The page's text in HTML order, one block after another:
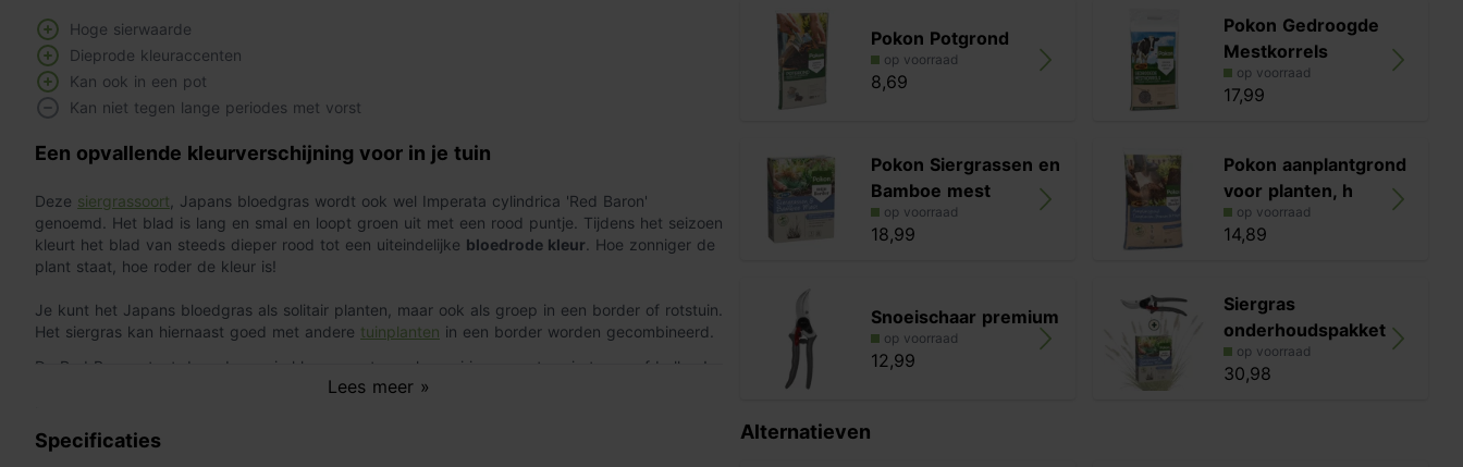
Hoge sierwaarde
Dieprode kleuraccenten
Kan ook in een pot
Kan niet tegen lange periodes met vorst
Een opvallende kleurverschijning voor in je tuin
Deze siergrassoort , Japans bloedgras wordt ook wel Imperata cylindrica 'Red Baron'
genoemd. Het blad is lang en smal en loopt groen uit met een rood puntje. Tijdens het seizoen
kleurt het blad van steeds dieper rood tot een uiteindelijke bloedrode kleur . Hoe zonniger de
plant staat, hoe roder de kleur is!
Je kunt het Japans bloedgras als solitair planten, maar ook als groep in een border of rotstuin.
Het siergras kan hiernaast goed met andere tuinplanten in een border worden gecombineerd.
Lees meer »
De Red Baron staat door de mooie kleuraccenten ook mooi in een pot op je terras of balkon!
Het Japans bloedgras behoort tot de grassenfamilie Poaceae. Het is een compacte grassoort
wortelstokken kunnen vermeerderen. Het blad loopt vanaf april uit met fris jong blad.
Specificaties
Pokon Potgrond
op voorraad
8,69
Pokon Gedroogde
Mestkorrels
op voorraad
17,99
Pokon Siergrassen en
Bamboe mest
op voorraad
18,99
Pokon aanplantgrond
voor planten, h
op voorraad
14,89
Snoeischaar premium
op voorraad
12,99
Siergras
onderhoudspakket
op voorraad
30,98
Alternatieven